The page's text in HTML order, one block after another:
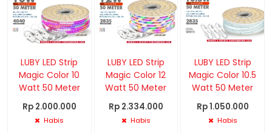
LUBY LED Strip
Magic Color 10
Watt 50 Meter
Rp 2.000.000
Habis
LUBY LED Strip
Magic Color 12
Watt 50 Meter
Rp 2.334.000
Habis
LUBY LED Strip
Magic Color 10.5
Watt 50 Meter
Rp 1.050.000
Habis